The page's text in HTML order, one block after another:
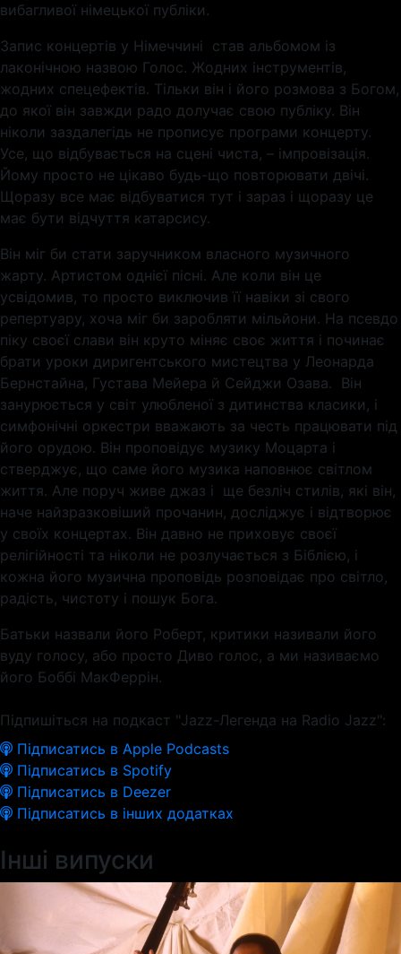
вибагливої німецької публіки.
Запис концертів у Німеччині став альбомом із
лаконічною назвою Голос. Жодних інструментів,
жодних спецефектів. Тільки він і його розмова з Богом,
до якої він завжди радо долучає свою публіку. Він
ніколи заздалегідь не прописує програми концерту.
Усе, що відбувається на сцені чиста, – імпровізація.
Йому просто не цікаво будь-що повторювати двічі.
Щоразу все має відбуватися тут і зараз і щоразу це
має бути відчуття катарсису.
Він міг би стати заручником власного музичного
жарту. Артистом однієї пісні. Але коли він це
усвідомив, то просто виключив її навіки зі свого
репертуару, хоча міг би заробляти мільйони. На псевдо
піку своєї слави він круто міняє своє життя і починає
брати уроки диригентського мистецтва у Леонарда
Бернстайна, Густава Мейера й Сейджи Озава. Він
занурюється у світ улюбленої з дитинства класики, і
симфонічні оркестри вважають за честь працювати під
його орудою. Він проповідує музику Моцарта і
стверджує, що саме його музика наповнює світлом
життя. Але поруч живе джаз і ще безліч стилів, які він,
наче найзразковіший прочанин, досліджує і відтворює
у своїх концертах. Він давно не приховує своєї
релігійності та ніколи не розлучається з Біблією, і
кожна його музична проповідь розповідає про світло,
радість, чистоту і пошук Бога.
Батьки назвали його Роберт, критики називали його
вуду голосу, або просто Диво голос, а ми називаємо
його Боббі МакФеррін.
Підпишіться на подкаст "Jazz-Легенда на Radio Jazz":
Підписатись в Apple Podcasts
Підписатись в Spotify
Підписатись в Deezer
Підписатись в інших додатках
Інші випуски